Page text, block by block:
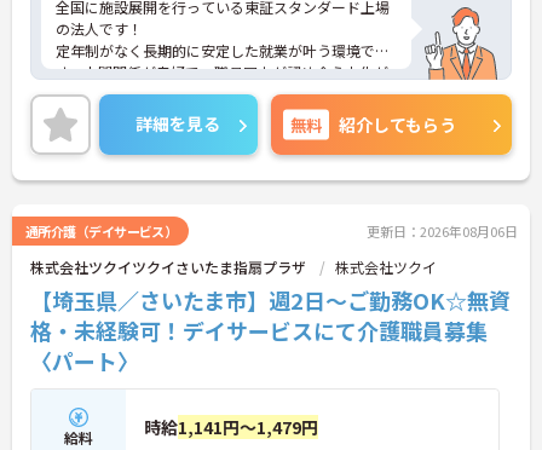
全国に施設展開を行っている東証スタンダード上場
の法人です！
定年制がなく長期的に安定した就業が叶う環境で
す。人間関係が良好で、職員同士が認め合う文化が
根付いています。
ご興味のある方には、面接対策ポイントなど、さら
に詳細をご案内しますのでお気軽にご相談くださ
い！
詳細を見る 無料 紹介してもらう
通所介護（デイサービス） 更新日：2026年08月06日
株式会社ツクイツクイさいたま指扇プラザ 株式会社ツクイ
【埼玉県／さいたま市】週2日～ご勤務OK☆無資
格・未経験可！デイサービスにて介護職員募集
〈パート〉
給料 時給1,141円～1,479円